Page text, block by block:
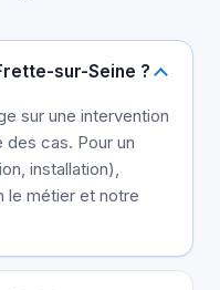
sur-Seine ?
sur une intervention
des cas. Pour un
installation),
le métier et notre